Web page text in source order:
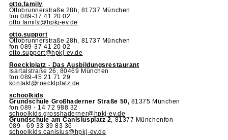
otto.family
Ottobrunnerstraße 28h, 81737 München
fon 089-37 41 20 02
otto.family@hpkj-ev.de
otto.support
Ottobrunnerstraße 28h, 81737 München
fon 089-37 41 20 02
otto.support@hpkj-ev.de
Roecklplatz - Das Ausbildungsrestaurant
Isartalstraße 26, 80469 München
fon 089-45 21 71 29
kontakt@roecklplatz.de
schoolkids
Grundschule Großhaderner Straße 50, 81375 München
fon 089 - 14 72 988 32
schoolkids.grosshaderner@hpkj-ev.de
Grundschule am Canisiusplatz 2, 81377 Münchenfon
089 - 69 33 39 83 36
schoolkids.canisius@hpkj-ev.de